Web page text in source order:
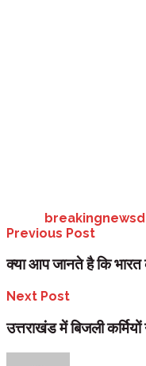
breakingnews
Previous Post
क्या आप जानते है कि
Next Post
उत्तराखंड में बिजली